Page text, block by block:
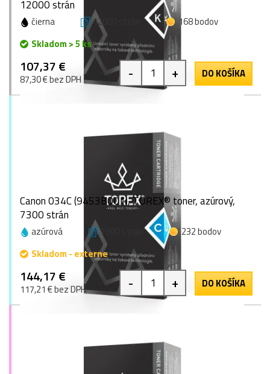
12000 strán
čierna 12000 strán
168 bodov
Skladom > 5 ks
107,37 €
87,30 € bez DPH - + DO KOŠÍKA
Canon 034C (9453B001), TOREX® toner, azúrový,
7300 strán
azúrová 7300 strán
232 bodov
Skladom - externe
144,17 €
117,21 € bez DPH - + DO KOŠÍKA